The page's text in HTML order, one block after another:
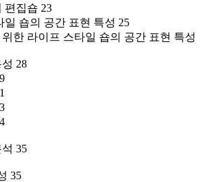
편집숍 23
일 숍의 공간 표현 특성 25
한 라이프 스타일 숍의 공간 표현 특성
28
35
35